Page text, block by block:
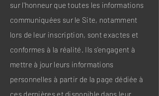
sur l'honneur que toutes les informations
communiquées sur le Site, notamment
lors de leur inscription, sont exactes et
conformes à la réalité. Ils s'engagent à
mettre à jour leurs informations
personnelles à partir de la page dédiée à
ces dernières et disponible dans leur